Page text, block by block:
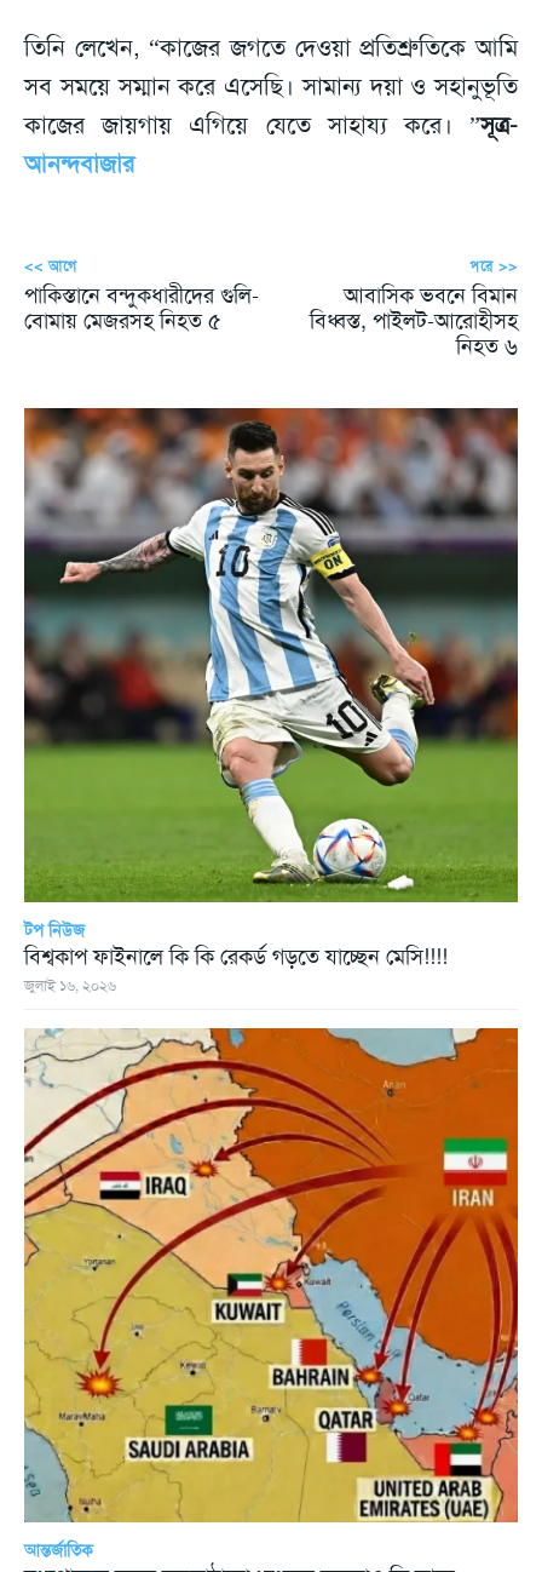
তিনি লেখেন, “কাজের জগতে দেওয়া প্রতিশ্রুতিকে আমি
সব সময়ে সম্মান করে এসেছি। সামান্য দয়া ও সহানুভূতি
কাজের জায়গায় এগিয়ে যেতে সাহায্য করে। ”সূত্র-
আনন্দবাজার
<< আগে
পাকিস্তানে বন্দুকধারীদের গুলি-
বোমায় মেজরসহ নিহত ৫
পরে >>
আবাসিক ভবনে বিমান
বিধ্বস্ত, পাইলট-আরোহীসহ
নিহত ৬
টপ নিউজ
বিশ্বকাপ ফাইনালে কি কি রেকর্ড গড়তে যাচ্ছেন মেসি!!!!
জুলাই ১৬, ২০২৬
আন্তর্জাতিক